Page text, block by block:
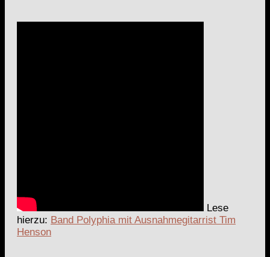
Lese
hierzu: Band Polyphia mit Ausnahmegitarrist Tim
Henson